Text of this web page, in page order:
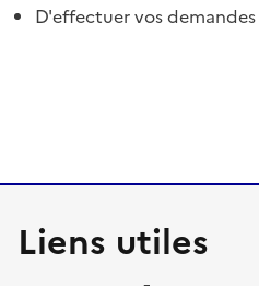
D'effectuer vos
Liens utiles